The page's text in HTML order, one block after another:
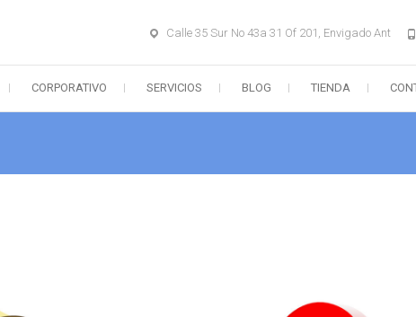
Calle 35 Sur No 43a 31 Of 201, Envigado Ant
CORPORATIVO SERVICIOS BLOG TIENDA